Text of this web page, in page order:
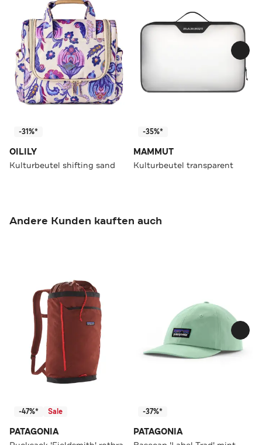
-31%*
OILILY
Kulturbeutel shifting sand
-35%*
MAMMUT
Kulturbeutel transparent
Andere Kunden kauften auch
-47%* Sale
PATAGONIA
-37%*
PATAGONIA